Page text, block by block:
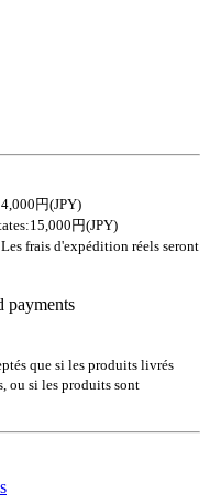
円(JPY)
円(JPY)
frais d'expédition réels seront
que si les produits livrés
ou si les produits sont